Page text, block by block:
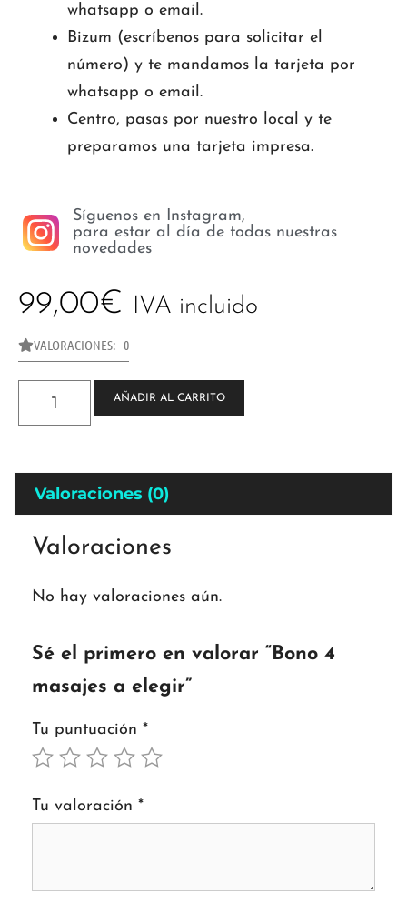
whatsapp o email.
Bizum (escríbenos para solicitar el
número) y te mandamos la tarjeta por
whatsapp o email.
Centro, pasas por nuestro local y te
preparamos una tarjeta impresa.
Síguenos en Instagram,
para estar al día de todas nuestras
novedades
99,00€ IVA incluido
VALORACIONES: 0
AÑADIR AL CARRITO
Valoraciones (0)
Valoraciones
No hay valoraciones aún.
Sé el primero en valorar “Bono 4
masajes a elegir”
Tu puntuación *
Tu valoración *